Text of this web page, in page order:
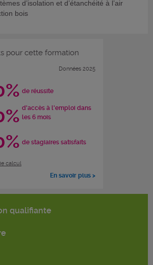
d’isolation et d’étanchéité à l’air
bois
pour cette formation
Données 2025
de réussite
d'accès à l'emploi dans
les 6 mois
de stagiaires satisfaits
calcul
En savoir plus >
qualifiante